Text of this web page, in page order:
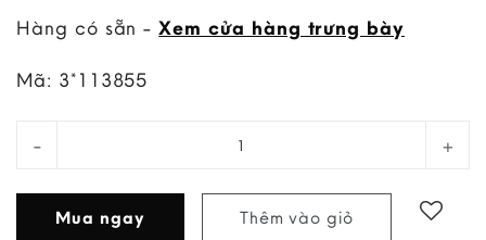
Hàng có sẵn -Xem cửa hàng trưng bày
Mã: 3*113855
Mua ngay Thêm vào giỏ